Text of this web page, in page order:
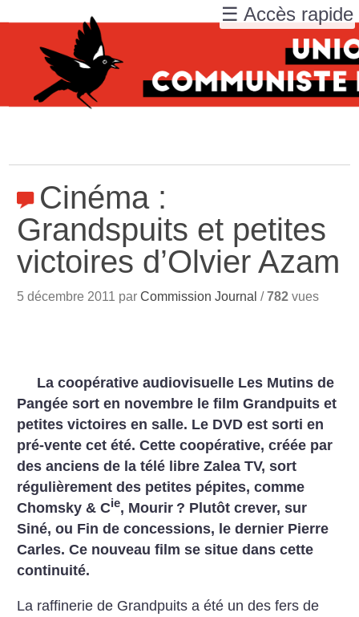
Cinéma :
Grandspuits et petites
victoires d’Olvier Azam
5 décembre 2011 parCommission Journal /782 vues
La coopérative audiovisuelle Les Mutins de
Pangée sort en novembre le film Grandpuits et
petites victoires en salle. Le DVD est sorti en
pré-vente cet été. Cette coopérative, créée par
des anciens de la télé libre Zalea TV, sort
régulièrement des petites pépites, comme
Chomsky & Cie, Mourir ? Plutôt crever, sur
Siné, ou Fin de concessions, le dernier Pierre
Carles. Ce nouveau film se situe dans cette
continuité.
La raffinerie de Grandpuits a été un des fers de
☰ Accès rapide